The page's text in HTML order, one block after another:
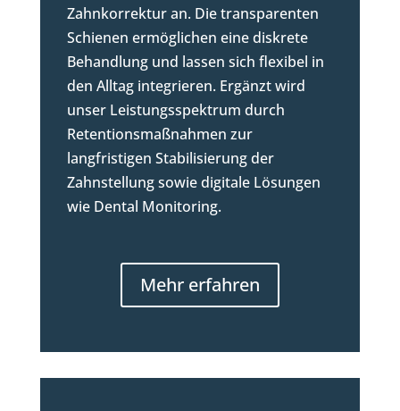
Zahnkorrektur an. Die transparenten
Schienen ermöglichen eine diskrete
Behandlung und lassen sich flexibel in
den Alltag integrieren. Ergänzt wird
unser Leistungsspektrum durch
Retentionsmaßnahmen zur
langfristigen Stabilisierung der
Zahnstellung sowie digitale Lösungen
wie Dental Monitoring.
Mehr erfahren